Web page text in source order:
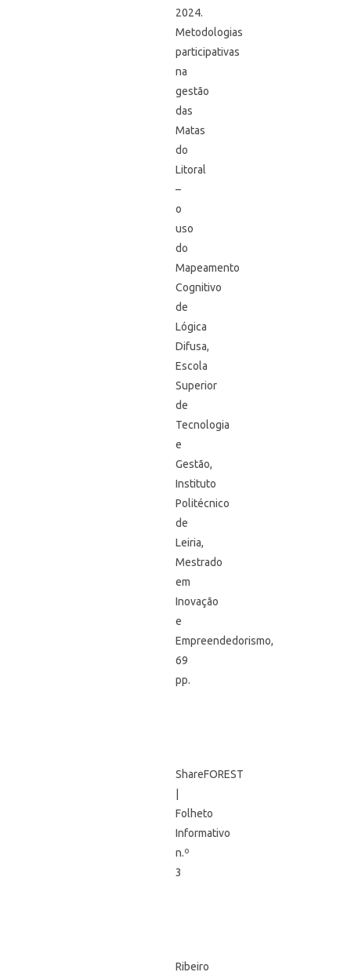
2024.
Metodologias
participativas
na
gestão
das
Matas
do
Litoral
–
o
uso
do
Mapeamento
Cognitivo
de
Lógica
Difusa,
Escola
Superior
de
Tecnologia
e
Gestão,
Instituto
Politécnico
de
Leiria,
Mestrado
em
Inovação
e
Empreendedorismo,
69
pp.
ShareFOREST
Folheto
Informativo
n.º
3
Ribeiro